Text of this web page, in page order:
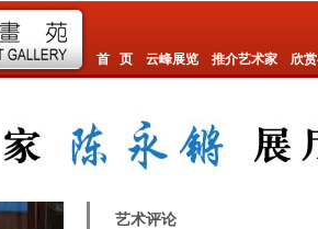
首 页 云峰展览 推介艺术家 欣
艺术评论